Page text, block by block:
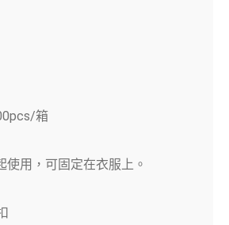
箱
使用，可固定在衣服上。